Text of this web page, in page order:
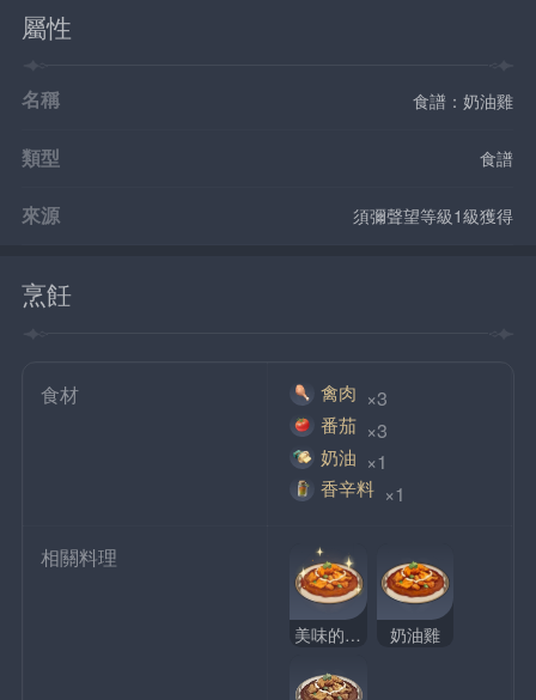
屬性
名稱 食譜：奶油雞
類型 食譜
來源 須彌聲望等級1級獲得
烹飪
食材 禽肉 ×3
番茄 ×3
奶油 ×1
香辛料 ×1
相關料理
美味的奶油雞 奶油雞